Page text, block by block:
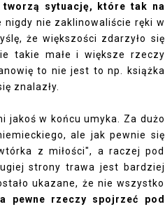
tworzą sytuację, które tak na
nigdy nie zaklinowaliście ręki w
że większości zdarzyło się
takie małe i większe rzeczy
to nie jest to np. książka
znalazły.
jakoś w końcu umyka. Za dużo
ale jak pewnie się
z miłości", a raczej pod
strony trawa jest bardziej
ukazane, że nie wszystko
pewne rzeczy spojrzeć pod